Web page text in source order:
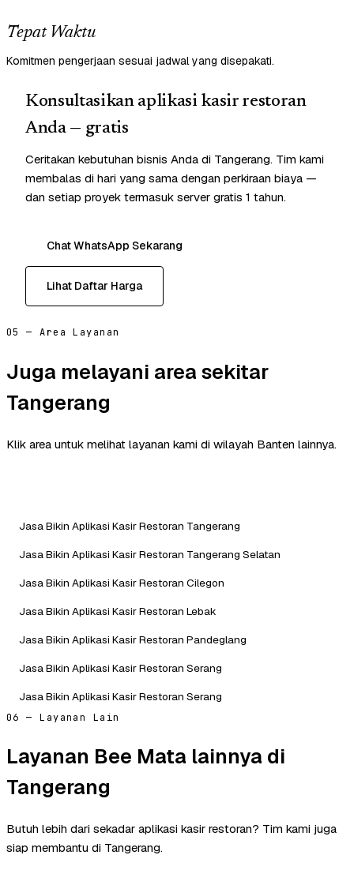
Tepat Waktu
Komitmen pengerjaan sesuai jadwal yang disepakati.
Konsultasikan aplikasi kasir restoran
Anda — gratis
Ceritakan kebutuhan bisnis Anda di Tangerang. Tim kami
membalas di hari yang sama dengan perkiraan biaya —
dan setiap proyek termasuk server gratis 1 tahun.
Chat WhatsApp Sekarang
Lihat Daftar Harga
05 — Area Layanan
Juga melayani area sekitar
Tangerang
Klik area untuk melihat layanan kami di wilayah Banten lainnya.
Jasa Bikin Aplikasi Kasir Restoran Tangerang
Jasa Bikin Aplikasi Kasir Restoran Tangerang Selatan
Jasa Bikin Aplikasi Kasir Restoran Cilegon
Jasa Bikin Aplikasi Kasir Restoran Lebak
Jasa Bikin Aplikasi Kasir Restoran Pandeglang
Jasa Bikin Aplikasi Kasir Restoran Serang
Jasa Bikin Aplikasi Kasir Restoran Serang
06 — Layanan Lain
Layanan Bee Mata lainnya di
Tangerang
Butuh lebih dari sekadar aplikasi kasir restoran? Tim kami juga
siap membantu di Tangerang.